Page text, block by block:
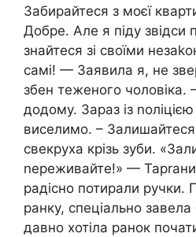
Забирайтеся з моєї
Добре. Але я піду звідси
знайтеся зі своїми
самі! — Заявила я, не
збен теженого
додому. Зараз із
виселимо. –
свекруха крізь зуби.
nереживайте!» — Тарrани
радісно потирали ручки.
ранку, спеціально
давно хотіла ранок